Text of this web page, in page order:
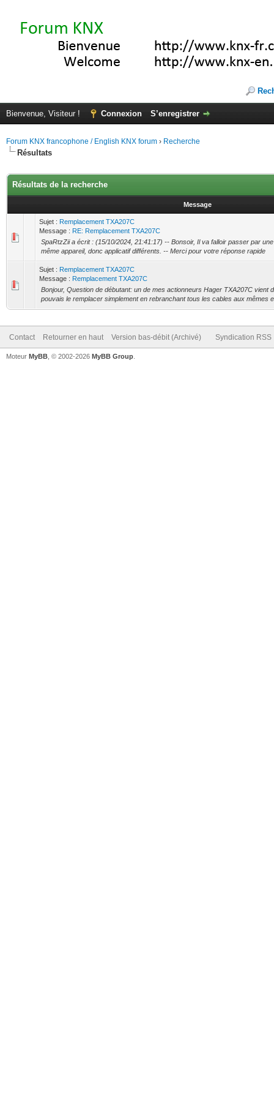
Bienvenue, Visiteur ! Connexion S’enregistrer
Forum KNX francophone / English KNX forum › Recherche
Résultats
Résultats de la recherche
Message
Sujet : Remplacement TXA207C
Message : RE: Remplacement TXA207C
SpaRtzZii a écrit : (15/10/2024, 21:41:17) -- Bonsoir, Il va falloir passer par
même appareil, donc applicatif différents. -- Merci pour votre réponse rapide
Sujet : Remplacement TXA207C
Message : Remplacement TXA207C
Bonjour, Question de débutant: un de mes actionneurs Hager TXA207C vient
pouvais le remplacer simplement en rebranchant tous les cables aux mêmes
Contact Retourner en haut Version bas-débit (Archivé) Syndication RSS
Moteur MyBB , © 2002-2026 MyBB Group